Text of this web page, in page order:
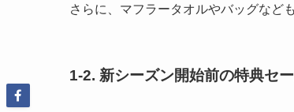
さらに、マフラータオルやバッグなど
1-2. 新シーズン開始前の特典セ